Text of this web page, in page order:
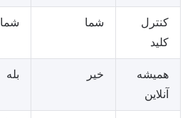
کنترل
کلید
شما شما
همیشه
آنلاین
خیر بله